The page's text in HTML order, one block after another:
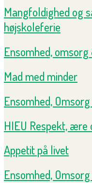
Mangfoldighed og
højskoleferie
Ensomhed,
Mad med minder
Ensomhed,
HIEU Respekt, ære
Appetit på livet
Ensomhed,